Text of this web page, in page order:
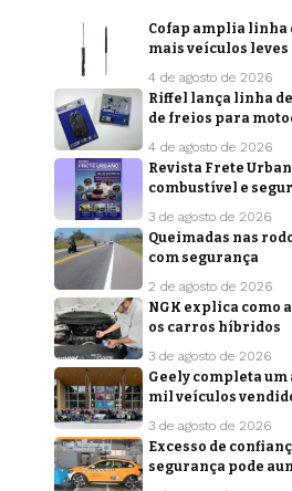
Cofap amplia linha
mais veículos leves
4 de agosto de 2026
Riffel lança linha
de freios para
4 de agosto de 2026
Revista Frete
combustível e
3 de agosto de 2026
Queimadas nas
com segurança
2 de agosto de 2026
NGK explica como
os carros híbridos
3 de agosto de 2026
Geely completa um
mil veículos
3 de agosto de 2026
Excesso de
segurança pode